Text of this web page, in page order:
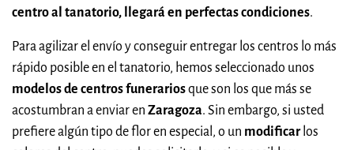
centro al tanatorio, llegará en perfectas condiciones.
Para agilizar el envío y conseguir entregar los centros lo más
rápido posible en el tanatorio, hemos seleccionado unos
modelos de centros funerariosque son los que más se
acostumbran a enviar en Zaragoza. Sin embargo, si usted
prefiere algún tipo de flor en especial, o un modificarlos